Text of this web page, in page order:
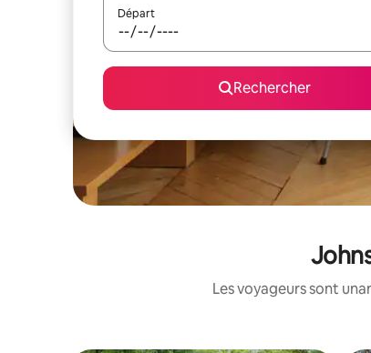
Départ
Rechercher
Les voyageurs sont